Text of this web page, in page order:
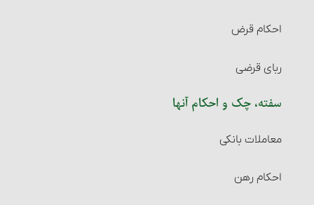
احکام قرض
ربای قرضی
سفته، چک و احکام آنها‏
معاملات بانکی
احکام رهن‏